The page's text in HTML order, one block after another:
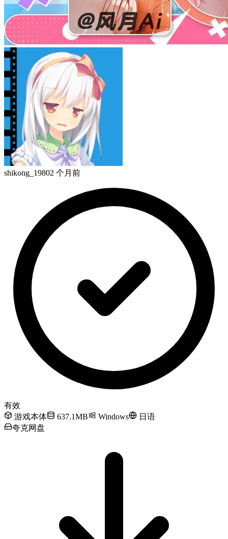
shikong_19802 个月前
有效
游戏本体
637.1MB Windows
日语
夸克网盘